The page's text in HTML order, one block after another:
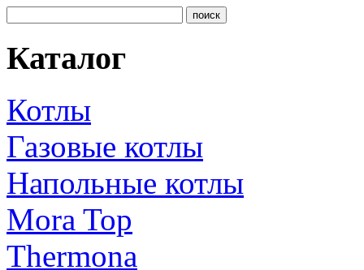
Каталог
Котлы
Газовые котлы
Напольные котлы
Mora Top
Thermona